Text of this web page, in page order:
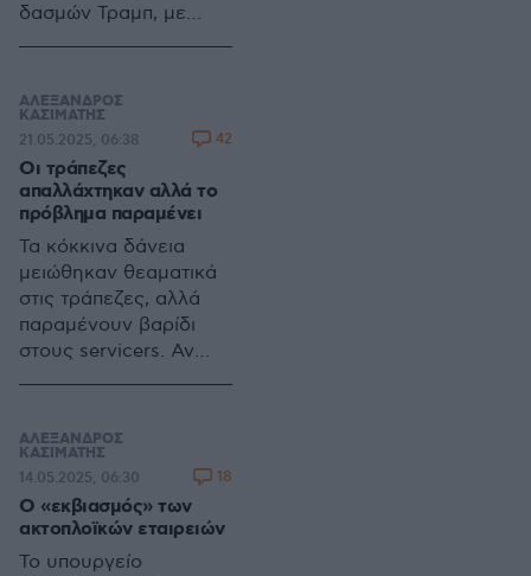
δασμών Τραμπ, με
παγκόσμια οικονομία,
τις επενδύσεις και τις
κεφαλαιακές ροές
ΑΛΕΞΑΝΔΡΟΣ
ΚΑΣΙΜΑΤΗΣ
Οι τράπεζες
απαλλάχτηκαν αλλά το
πρόβλημα παραμένει
Τα κόκκινα δάνεια
μειώθηκαν θεαματικά
στις τράπεζες, αλλά
παραμένουν βαρίδι
στους servicers. Αν
ακόμη και το σχήμα
εγγυήσεων του
προγράμματος
Ηρακλής
21.05.2025, 06:38 42
ΑΛΕΞΑΝΔΡΟΣ
ΚΑΣΙΜΑΤΗΣ
Ο «εκβιασμός» των
ακτοπλοϊκών εταιρειών
Το υπουργείο
14.05.2025, 06:30 18